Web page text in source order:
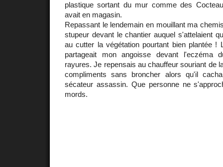
plastique sortant du mur comme des
avait en magasin.
Repassant le lendemain en mouillant ma
stupeur devant le chantier auquel s'attelaient
au cutter la végétation pourtant bien plantée !
partageait mon angoisse devant l'eczéma
rayures. Je repensais au chauffeur souriant de
compliments sans broncher alors qu'il
sécateur assassin. Que personne ne
mords.